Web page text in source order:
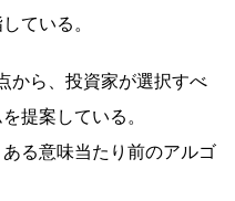
ている。
から、投資家が選択すべ
提案している。
る意味当たり前のアルゴ